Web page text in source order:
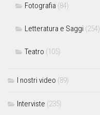
Fotografia (84)
Letteratura e Saggi (254)
Teatro (105)
I nostri video (89)
Interviste (235)